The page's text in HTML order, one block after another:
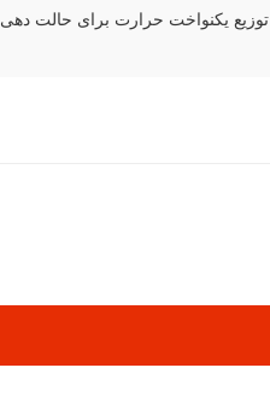
توزیع یکنواخت حرارت برای حالت دهی